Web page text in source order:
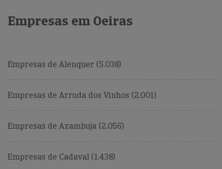
Empresas em Oeiras
Empresas de Alenquer (5.038)
Empresas de Arruda dos Vinhos (2.001)
Empresas de Azambuja (2.056)
Empresas de Cadaval (1.438)